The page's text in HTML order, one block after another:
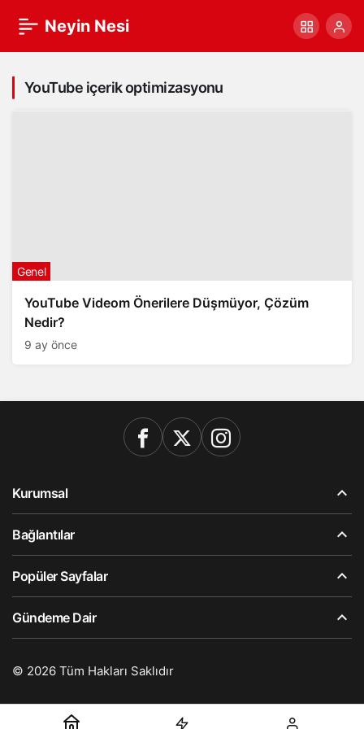
Neyin Nesi
YouTube içerik optimizasyonu
YouTube Videom Önerilere Düşmüyor, Çözüm
Nedir?
Genel
9 ay önce
Kurumsal
Bağlantılar
Popüler Sayfalar
Gündeme Dair
© 2026 Tüm Hakları Saklıdır